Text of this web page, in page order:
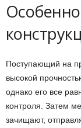
Поступающий на
высокой
однако его все
контроля. Затем
зачищают,